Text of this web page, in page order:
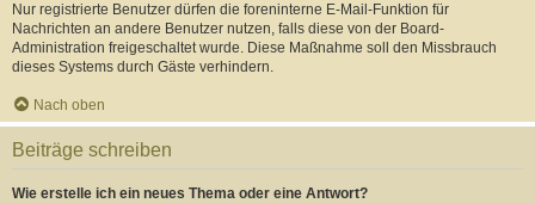
Nur registrierte Benutzer dürfen die foreninterne E-Mail-Funktion für
Nachrichten an andere Benutzer nutzen, falls diese von der Board-
Administration freigeschaltet wurde. Diese Maßnahme soll den Missbrauch
dieses Systems durch Gäste verhindern.
Nach oben
Beiträge schreiben
Wie erstelle ich ein neues Thema oder eine Antwort?